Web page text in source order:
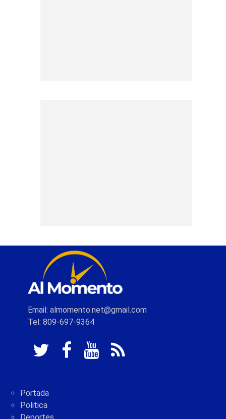
Email: almomento.net@gmail.com
Tel: 809-697-9364
Portada
Politica